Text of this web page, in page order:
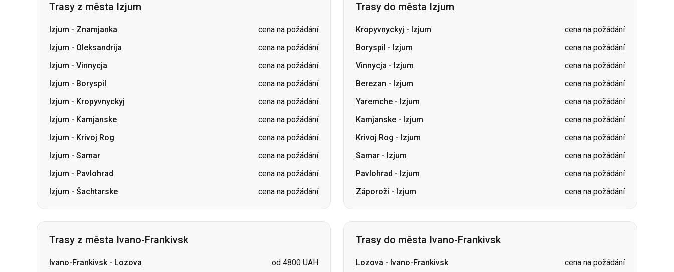
Izjum- Vinnycja
Izjum-Boryspil
cena na požádání
Izjum-Kropyvnyckyj
cena na požádání
Izjum-Kamjanske
cena na požádání
Izjum-Krivoj Rog
cena na požádání
Izjum-Samar
cena na požádání
Izjum-Pavlohrad
cena na požádání
Izjum-Šachtarske cena na požádání
Vinnycja-Izjum
Berezan-Izjum
cena na požádání
Yaremche-Izjum
cena na požádání
Kamjanske-Izjum
cena na požádání
Krivoj Rog-Izjum
cena na požádání
Samar-Izjum
cena na požádání
Pavlohrad-Izjum
cena na požádání
Záporoží-Izjum cena na požádání
Trasy z města Ivano-Frankivsk
Ivano-Frankivsk-Lozova
od 4800 UAH
Ivano-Frankivsk- Sumy
Ivano-Frankivsk-Mykolajiv
cena na požádání
Trasy do města Ivano-Frankivsk
Lozova-Ivano-Frankivsk
cena na požádání
Berehove- Ivano-Frankivsk
Sumy-Ivano-Frankivsk
cena na požádání